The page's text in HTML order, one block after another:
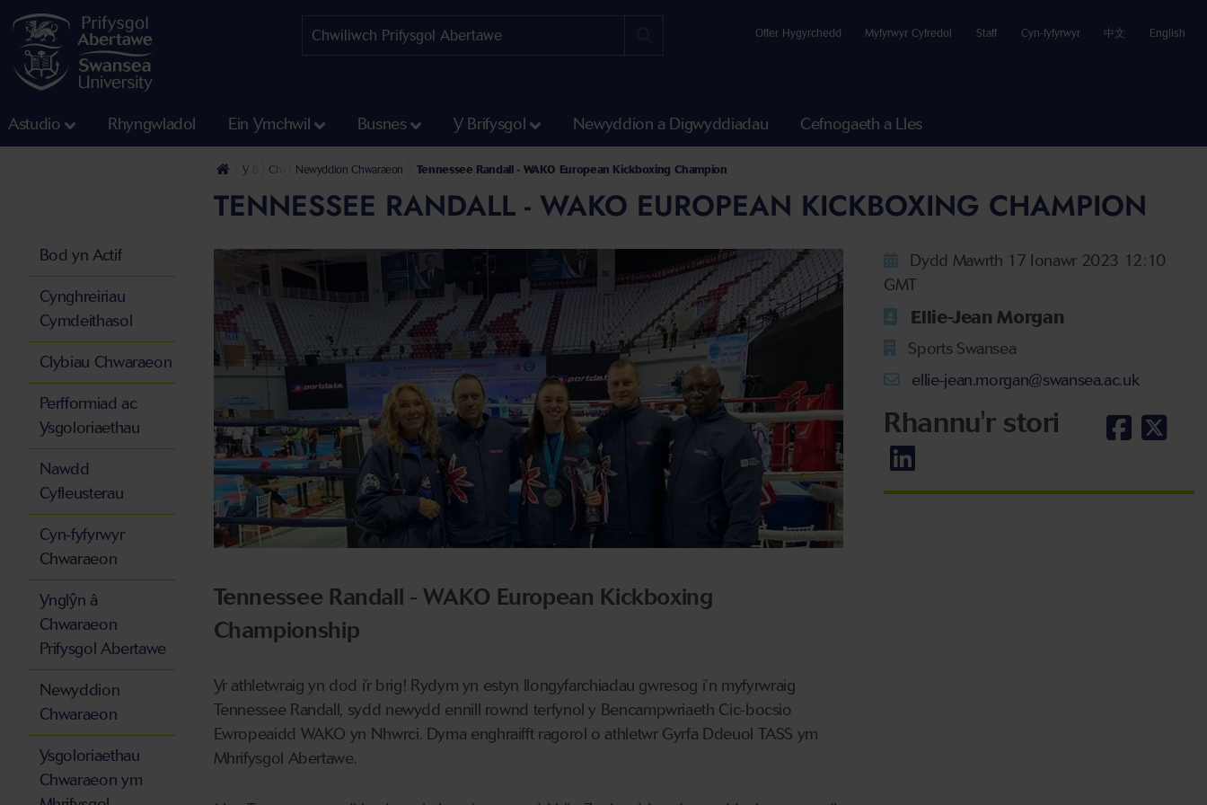
Offer Hygyrchedd Myfyrwyr Cyfredol Staff Cyn-fyfyrwyr 中文 English
Astudio Rhyngwladol Ein Ymchwil Busnes Y Brifysgol Newyddion a Digwyddiadau Cefnogaeth a Lles
Y BrifysgolChwaraeon Prifysgol Abertawe
Newyddion Chwaraeon Tennessee Randall - WAKO European Kickboxing Champion
TENNESSEE RANDALL - WAKO EUROPEAN KICKBOXING CHAMPION
Tennessee Randall - WAKO European Kickboxing
Championship
Yr athletwraig yn dod i’r brig! Rydym yn estyn llongyfarchiadau gwresog i’n myfyrwraig
Tennessee Randall, sydd newydd ennill rownd terfynol y Bencampwriaeth Cic-bocsio
Ewropeaidd WAKO yn Nhwrci. Dyma enghraifft ragorol o athletwr Gyrfa Ddeuol TASS ym
Mhrifysgol Abertawe.
Dydd Mawrth 17 Ionawr 2023 12:10
GMT
Ellie-Jean Morgan
Sports Swansea
ellie-jean.morgan@swansea.ac.uk
Rhannu'r stori
Bod yn Actif
Cynghreiriau
Cymdeithasol
Clybiau Chwaraeon
Perfformiad ac
Ysgoloriaethau
Nawdd
Cyfleusterau
Cyn-fyfyrwyr
Chwaraeon
Ynglŷn â
Chwaraeon
Prifysgol Abertawe
Newyddion
Chwaraeon
Ysgoloriaethau
Chwaraeon ym